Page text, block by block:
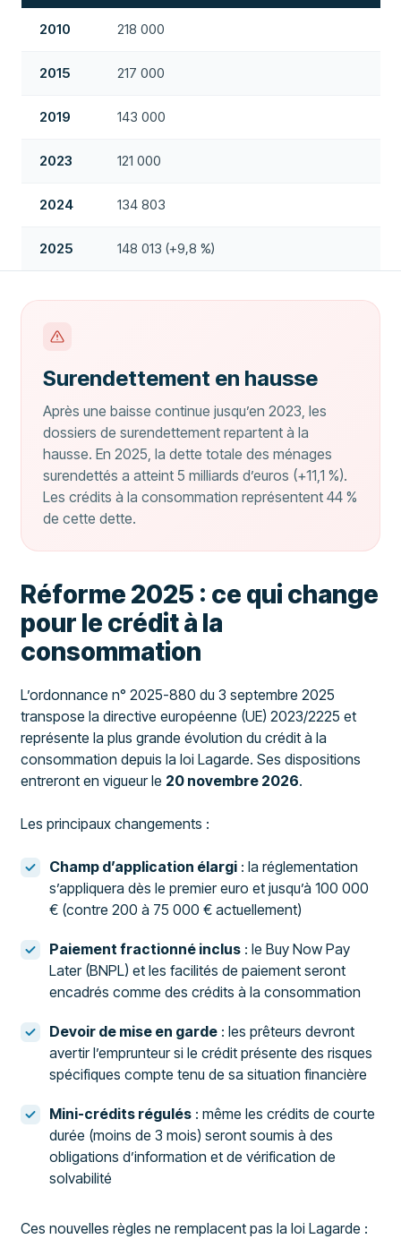
2010 218 000
2015 217 000
2019 143 000
2023 121 000
2024 134 803
2025 148 013 (+9,8 %)
Surendettement en hausse
Après une baisse continue jusqu’en 2023, les
dossiers de surendettement repartent à la
hausse. En 2025, la dette totale des ménages
surendettés a atteint 5 milliards d’euros (+11,1 %).
Les crédits à la consommation représentent 44 %
de cette dette.
Réforme 2025 : ce qui change
pour le crédit à la
consommation
L’ordonnance n° 2025-880 du 3 septembre 2025
transpose la directive européenne (UE) 2023/2225 et
représente la plus grande évolution du crédit à la
consommation depuis la loi Lagarde. Ses dispositions
entreront en vigueur le 20 novembre 2026.
Les principaux changements :
Champ d’application élargi : la réglementation
s’appliquera dès le premier euro et jusqu’à 100 000
€ (contre 200 à 75 000 € actuellement)
Paiement fractionné inclus : le Buy Now Pay
Later (BNPL) et les facilités de paiement seront
encadrés comme des crédits à la consommation
Devoir de mise en garde : les prêteurs devront
avertir l’emprunteur si le crédit présente des risques
spécifiques compte tenu de sa situation financière
Mini-crédits régulés : même les crédits de courte
durée (moins de 3 mois) seront soumis à des
obligations d’information et de vérification de
solvabilité
Ces nouvelles règles ne remplacent pas la loi Lagarde :